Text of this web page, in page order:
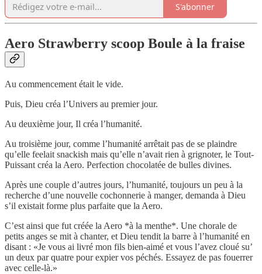
S'abonner
Aero Strawberry scoop Boule à la fraise
Au commencement était le vide.
Puis, Dieu créa l’Univers au premier jour.
Au deuxième jour, Il créa l’humanité.
Au troisième jour, comme l’humanité arrêtait pas de se plaindre
qu’elle feelait snackish mais qu’elle n’avait rien à grignoter, le Tout-
Puissant créa la Aero. Perfection chocolatée de bulles divines.
Après une couple d’autres jours, l’humanité, toujours un peu à la
recherche d’une nouvelle cochonnerie à manger, demanda à Dieu
s’il existait forme plus parfaite que la Aero.
C’est ainsi que fut créée la Aero *à la menthe*. Une chorale de
petits anges se mit à chanter, et Dieu tendit la barre à l’humanité en
disant : «Je vous ai livré mon fils bien-aimé et vous l’avez cloué su’
un deux par quatre pour expier vos péchés. Essayez de pas fouerrer
avec celle-là.»